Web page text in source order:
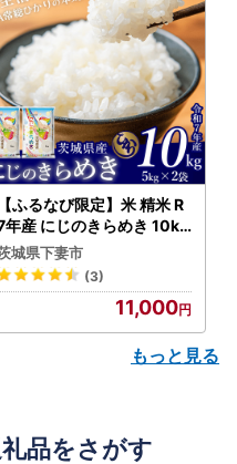
【ふるなび限定】米 精米 R
年産 にじのきらめき 10kg
月 FN-Limited-PR
城県下妻市
(3)
11,000
もっと見る
品をさがす